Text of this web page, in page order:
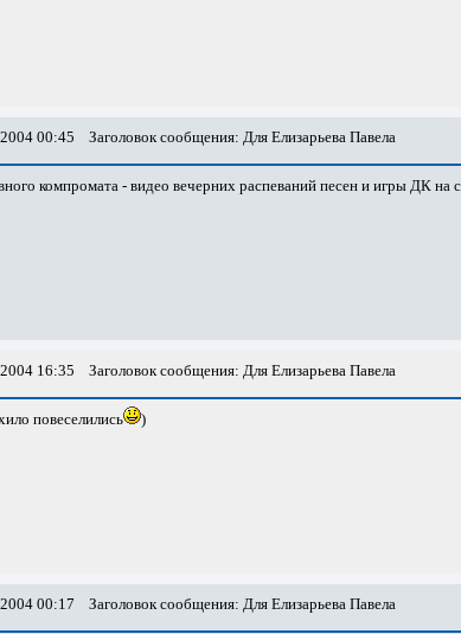
00:45 Заголовок сообщения: Для Елизарьева Павела
компромата - видео вечерних распеваний песен и игры ДК на
16:35 Заголовок сообщения: Для Елизарьева Павела
повеселились )
00:17 Заголовок сообщения: Для Елизарьева Павела